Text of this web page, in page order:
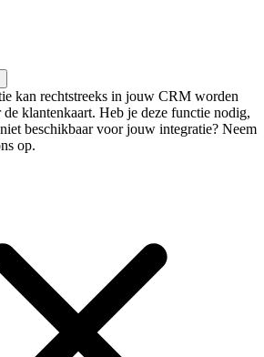
kan rechtstreeks in jouw CRM worden
de klantenkaart. Heb je deze functie nodig,
beschikbaar voor jouw integratie? Neem
op.